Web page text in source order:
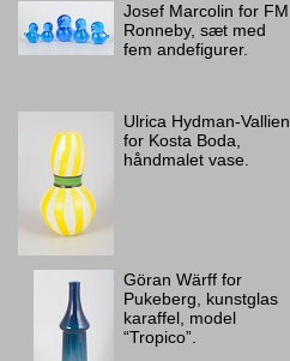
Josef Marcolin for FM
Ronneby, sæt med
fem andefigurer.
Ulrica Hydman-Vallien
for Kosta Boda,
håndmalet vase.
Göran Wärff for
Pukeberg, kunstglas
karaffel, model
“Tropico”.